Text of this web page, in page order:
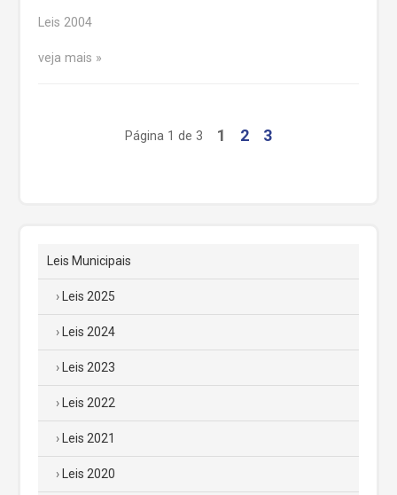
Leis 2004
veja mais
Página 1 de 3 1 2 3
Leis Municipais
Leis 2025
Leis 2024
Leis 2023
Leis 2022
Leis 2021
Leis 2020